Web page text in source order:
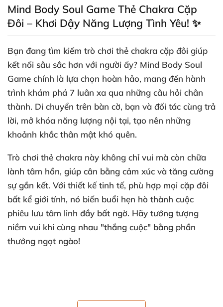
Mind Body Soul Game Thẻ Chakra Cặp
Đôi – Khơi Dậy Năng Lượng Tình Yêu! ✨
Bạn đang tìm kiếm trò chơi thẻ chakra cặp đôi giúp
kết nối sâu sắc hơn với người ấy? Mind Body Soul
Game chính là lựa chọn hoàn hảo, mang đến hành
trình khám phá 7 luân xa qua những câu hỏi chân
thành. Di chuyển trên bàn cờ, bạn và đối tác cùng trả
lời, mở khóa năng lượng nội tại, tạo nên những
khoảnh khắc thân mật khó quên.
Trò chơi thẻ chakra này không chỉ vui mà còn chữa
lành tâm hồn, giúp cân bằng cảm xúc và tăng cường
sự gắn kết. Với thiết kế tinh tế, phù hợp mọi cặp đôi
bất kể giới tính, nó biến buổi hẹn hò thành cuộc
phiêu lưu tâm linh đầy bất ngờ. Hãy tưởng tượng
niềm vui khi cùng nhau "thắng cuộc" bằng phần
thưởng ngọt ngào!
Thông Số Nổi Bật Của Mind Body Soul